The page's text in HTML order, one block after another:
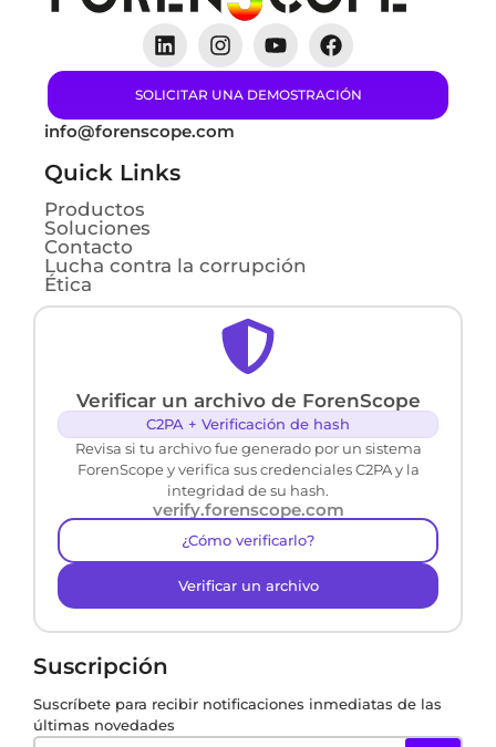
SOLICITAR UNA DEMOSTRACIÓN
info@forenscope.com
Quick Links
Productos
Soluciones
Contacto
Lucha contra la corrupción
Ética
Verificar un archivo de ForenScope
C2PA + Verificación de hash
Revisa si tu archivo fue generado por un sistema
ForenScope y verifica sus credenciales C2PA y la
integridad de su hash.
verify.forenscope.com
¿Cómo verificarlo?
Verificar un archivo
Suscripción
Suscríbete para recibir notificaciones inmediatas de las
últimas novedades